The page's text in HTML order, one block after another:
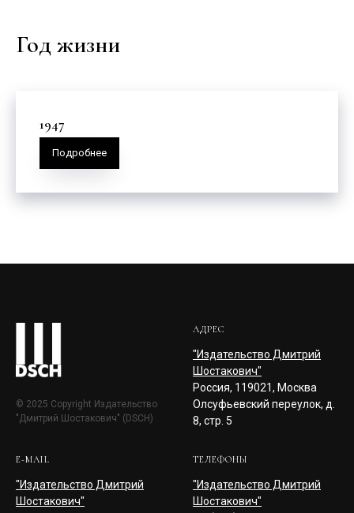
Год жизни
1947
Подробнее
© 2025 Copyright Издательство
"Дмитрий Шостакович" (DSCH)
АДРЕС
"Издательство Дмитрий
Шостакович"
Россия, 119021, Москва
Олсуфьевский переулок, д.
8, стр. 5
E-MAIL
"Издательство Дмитрий
Шостакович"
ТЕЛЕФОНЫ
"Издательство Дмитрий
Шостакович"